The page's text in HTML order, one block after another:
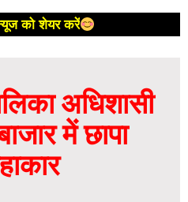
को शेयर करें
अधिशासी
में छापा